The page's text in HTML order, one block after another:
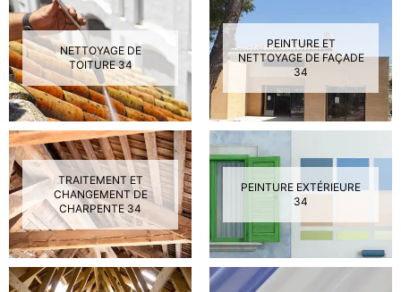
NETTOYAGE DE
TOITURE 34
PEINTURE ET
NETTOYAGE DE FAÇADE
34
TRAITEMENT ET
CHANGEMENT DE
CHARPENTE 34
PEINTURE EXTÉRIEURE
34